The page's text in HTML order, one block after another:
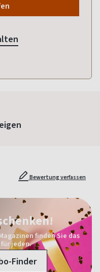
Bewertung verfassen
finden Sie das
jeden.
Finder